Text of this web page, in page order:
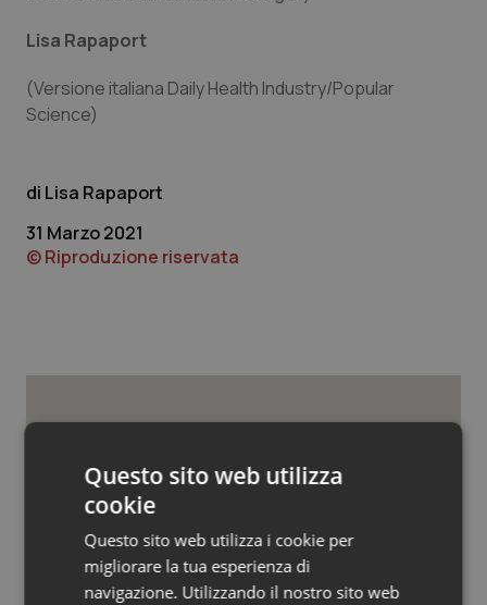
Toscana
Valle D’Aosta
Obesità
Oncodermatologia
Oncologia & Nutrizione
Quotidiano Oncologia
Quotidiano Pediatria
Rene & patologie urogenitali
Lisa Rapaport
(Versione italiana Daily Health Industry/Popular
Science)
Lisa Rapaport
31 Marzo 2021
© Riproduzione riservata
Scienza e Farmaci
Ebola in Congo. Oms e Africa Cdc:
“Epidemia più veloce della risposta”.
Quasi 4mila casi e 1.801 morti
Questo sito web utilizza
cookie
Questo sito web utilizza i cookie per
migliorare la tua esperienza di
navigazione. Utilizzando il nostro sito web